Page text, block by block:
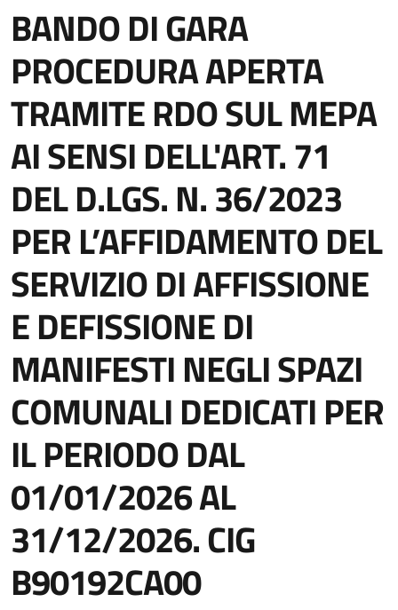
BANDO DI GARA
PROCEDURA APERTA
TRAMITE RDO SUL MEPA
AI SENSI DELL'ART. 71
DEL D.LGS. N. 36/2023
PER L’AFFIDAMENTO DEL
SERVIZIO DI AFFISSIONE
E DEFISSIONE DI
MANIFESTI NEGLI SPAZI
COMUNALI DEDICATI PER
IL PERIODO DAL
01/01/2026 AL
31/12/2026. CIG
B90192CA00